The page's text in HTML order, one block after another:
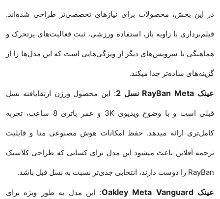
در این بخش، محصولات برای نیازهای تخصصی‌تر طراحی شده‌اند.
فیلم‌برداری با زاویه باز، استفاده ورزشی، ثبت فعالیت‌های پرتحرک و
هماهنگی با سرویس‌های دیگر از ویژگی‌هایی است که این مدل‌ها را از
گزینه‌های ساده‌تر جدا میکند.
عینک RayBan Meta نسل 2 : این محصول ورژن ارتقایافته نسل
قبلی است و با وضوح ویدیوی 3K و عمر باتری 8 ساعت، تجربه
کامل‌تری ارائه میدهد. حفظ امکانات هوش مصنوعی متا و قابلیت
ترجمه آفلاین باعث میشود این مدل برای کسانی که طراحی کلاسیک
RayBan را دوست دارند، انتخابی جدی‌تر نسبت به نسل قبل باشد.
عینک Oakley Meta Vanguard : این مدل به طور ویژه برای